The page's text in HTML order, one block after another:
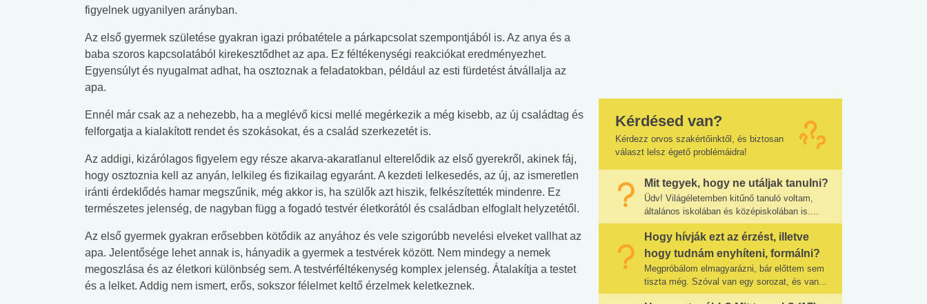
figyelnek ugyanilyen arányban.
Az első gyermek születése gyakran igazi próbatétele a párkapcsolat szempontjából is. Az anya és a
baba szoros kapcsolatából kirekesztődhet az apa. Ez féltékenységi reakciókat eredményezhet.
Egyensúlyt és nyugalmat adhat, ha osztoznak a feladatokban, például az esti fürdetést átvállalja az
apa.
Ennél már csak az a nehezebb, ha a meglévő kicsi mellé megérkezik a még kisebb, az új családtag és
felforgatja a kialakított rendet és szokásokat, és a család szerkezetét is.
Az addigi, kizárólagos figyelem egy része akarva-akaratlanul elterelődik az első gyerekről, akinek fáj,
hogy osztoznia kell az anyán, lelkileg és fizikailag egyaránt. A kezdeti lelkesedés, az új, az ismeretlen
iránti érdeklődés hamar megszűnik, még akkor is, ha szülők azt hiszik, felkészítették mindenre. Ez
természetes jelenség, de nagyban függ a fogadó testvér életkorától és családban elfoglalt helyzetétől.
Az első gyermek gyakran erősebben kötődik az anyához és vele szigorúbb nevelési elveket vallhat az
apa. Jelentősége lehet annak is, hányadik a gyermek a testvérek között. Nem mindegy a nemek
megoszlása és az életkori különbség sem. A testvérféltékenység komplex jelenség. Átalakítja a testet
és a lelket. Addig nem ismert, erős, sokszor félelmet keltő érzelmek keletkeznek.
Kérdésed van?
Kérdezz orvos szakértőinktől, és biztosan
választ lelsz égető problémáidra!
Mit tegyek, hogy ne utáljak tanulni?
Üdv! Világéletemben kitűnő tanuló voltam,
általános iskolában és középiskolában is....
Hogy hívják ezt az érzést, illetve
hogy tudnám enyhíteni, formálni?
Megpróbálom elmagyarázni, bár előttem sem
tiszta még. Szóval van egy sorozat, és van...